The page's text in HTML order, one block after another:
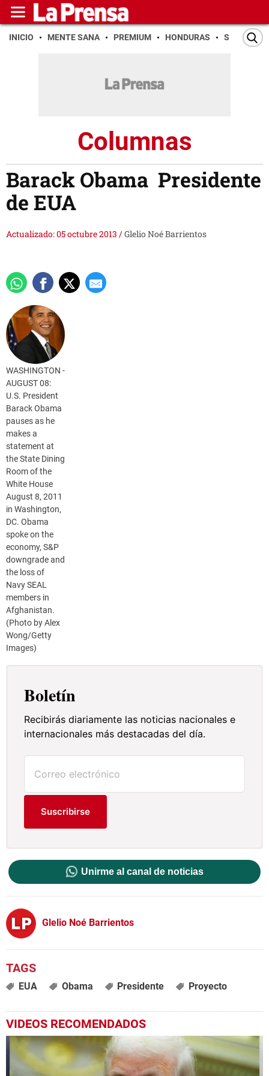
INICIO MENTE SANA PREMIUM HONDURAS SAN PEDRO
Columnas
Barack Obama Presidente
de EUA
Actualizado: 05 octubre 2013 /Glelio Noé Barrientos
WASHINGTON -
AUGUST 08:
U.S. President
Barack Obama
pauses as he
makes a
statement at
the State Dining
Room of the
White House
August 8, 2011
in Washington,
DC. Obama
spoke on the
economy, S&P
downgrade and
the loss of
Navy SEAL
members in
Afghanistan.
(Photo by Alex
Wong/Getty
Images)
Boletín
Recibirás diariamente las noticias nacionales e
internacionales más destacadas del día.
Suscribirse
Unirme al canal de noticias
Glelio Noé Barrientos
EUA Obama Presidente Proyecto
VIDEOS RECOMENDADOS